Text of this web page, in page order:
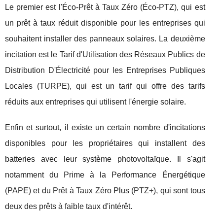
Le premier est l'Éco-Prêt à Taux Zéro (Éco-PTZ), qui est
un prêt à taux réduit disponible pour les entreprises qui
souhaitent installer des panneaux solaires. La deuxième
incitation est le Tarif d'Utilisation des Réseaux Publics de
Distribution D'Électricité pour les Entreprises Publiques
Locales (TURPE), qui est un tarif qui offre des tarifs
réduits aux entreprises qui utilisent l'énergie solaire.
Enfin et surtout, il existe un certain nombre d'incitations
disponibles pour les propriétaires qui installent des
batteries avec leur système photovoltaïque. Il s'agit
notamment du Prime à la Performance Énergétique
(PAPE) et du Prêt à Taux Zéro Plus (PTZ+), qui sont tous
deux des prêts à faible taux d'intérêt.